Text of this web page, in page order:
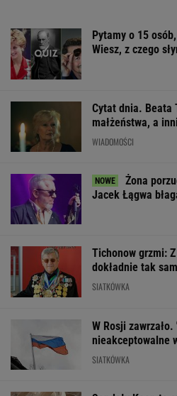
Pytamy o 15
Wiesz, z czego
Cytat dnia. Beata
małżeństwa, a
WIADOMOŚCI
Żona
Jacek Łągwa
Tichonow grzmi:
dokładnie tak
SIATKÓWKA
W Rosji
nieakceptowalne
SIATKÓWKA